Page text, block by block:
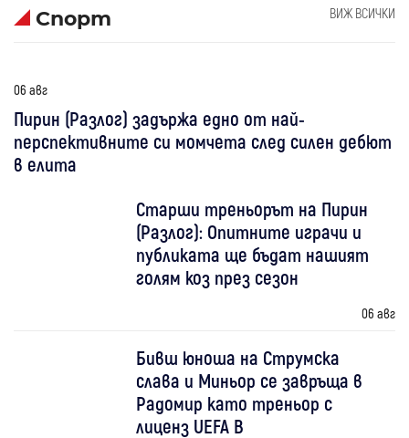
Спорт ВИЖ ВСИЧКИ
06 авг
Пирин (Разлог) задържа едно от най-
перспективните си момчета след силен дебют
в елита
Старши треньорът на Пирин
(Разлог): Опитните играчи и
публиката ще бъдат нашият
голям коз през сезон
06 авг
Бивш юноша на Струмска
слава и Миньор се завръща в
Радомир като треньор с
лиценз UEFA B